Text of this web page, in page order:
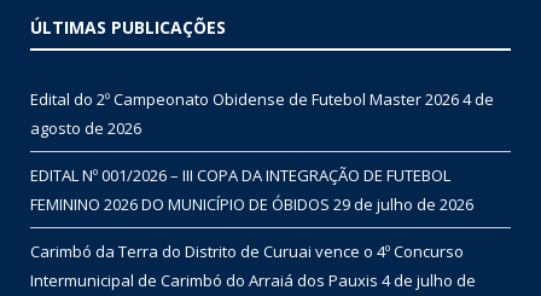
ÚLTIMAS PUBLICAÇÕES
Edital do 2º Campeonato Obidense de Futebol Master 20264 de
agosto de 2026
EDITAL Nº 001/2026 – III COPA DA INTEGRAÇÃO DE FUTEBOL
FEMININO 2026 DO MUNICÍPIO DE ÓBIDOS 29 de julho de 2026
Carimbó da Terra do Distrito de Curuai vence o 4º Concurso
Intermunicipal de Carimbó do Arraiá dos Pauxis 4 de julho de